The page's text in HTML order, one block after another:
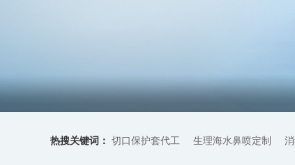
热搜关键词： 切口保护套代工 生理海水鼻喷定制